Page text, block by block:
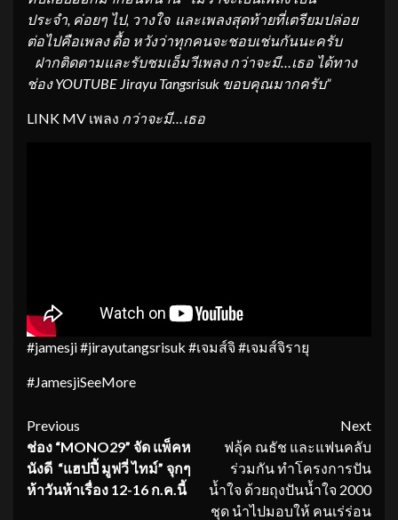
ประจำ ค่อยๆ ไป, วางใจ และเพลงสุดท้ายที่เตรียมปล่อย
ต่อไปคือเพลง ดื้อ หวังว่าทุกคนจะชอบเช่นกันนะครับ
ฝากติดตามและรับชมเอ็มวีเพลง กว่าจะมี… เธอ ได้ทาง
ช่องYOUTUBE Jirayu Tangsrisuk ขอบคุณมากครับ”
LINK MV เพลง กว่าจะมี… เธอ
#jamesji #jirayutangsrisuk #เจมส์จิ #เจมส์จิรายุ
#JamesjiSeeMore
Continue
Reading
Previous
ช่อง “MONO29” จัด แพ็คห
นังดี “แฮปปี้ มูฟวี่ ไทม์” จุกๆ
ห้าวันห้าเรื่อง 12-16 ก.ค.นี้
Next
ฟลุ้ค ณธัช และแฟนคลับ
ร่วมกัน ทำโครงการปัน
น้ำใจ ด้วยถุงปันน้ำใจ 2000
ชุด นำไปมอบให้ คนเร่ร่อน